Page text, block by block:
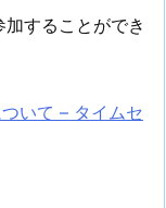
することができ
いて – タイムセ